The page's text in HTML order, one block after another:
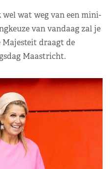
wel wat weg van een mini-
van vandaag zal je
Majesteit draagt de
Maastricht.